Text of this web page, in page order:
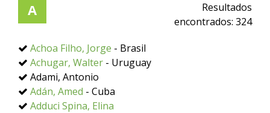
A
Resultados
encontrados: 324
Achoa Filho, Jorge - Brasil
Achugar, Walter - Uruguay
Adami, Antonio
Adán, Amed - Cuba
Adduci Spina, Elina